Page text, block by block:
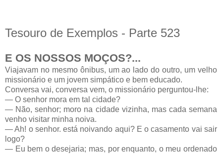
Tesouro de Exemplos - Parte 523
E OS NOSSOS MOÇOS?...
Viajavam no mesmo ônibus, um ao lado do outro, um velho
missionário e um jovem simpático e bem educado.
Conversa vai, conversa vem, o missionário perguntou-lhe:
— O senhor mora em tal cidade?
— Não, senhor; moro na cidade vizinha, mas cada semana
venho visitar minha noiva.
— Ah! o senhor. está noivando aqui? E o casamento vai sair
logo?
— Eu bem o desejaria; mas, por enquanto, o meu ordenado